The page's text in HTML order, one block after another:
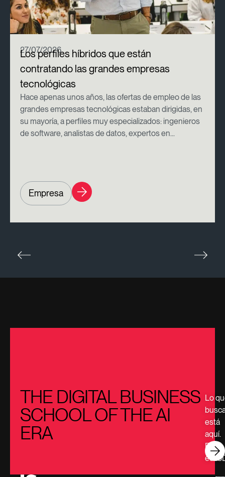
27/07/2026
Los perfiles híbridos que están
contratando las grandes empresas
tecnológicas
Hace apenas unos años, las ofertas de empleo de las
grandes empresas tecnológicas estaban dirigidas, en
su mayoría, a perfiles muy especializados: ingenieros
de software, analistas de datos, expertos en...
Empresa
THE DIGITAL BUSINESS
SCHOOL OF THE AI
ERA
Lo
está
aquí.
Esto
es